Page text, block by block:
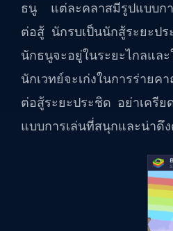
ธนู แต่ละคลาสมีรูปแบบก
ต่อสู้ นักรบเป็นนักสู้ระยะป
นักธนูจะอยู่ในระยะไกลแล
นักเวทย์จะเก่งในการร่าย
ต่อสู้ระยะประชิด อย่าเครี
แบบการเล่นที่สนุกและน่าดึ